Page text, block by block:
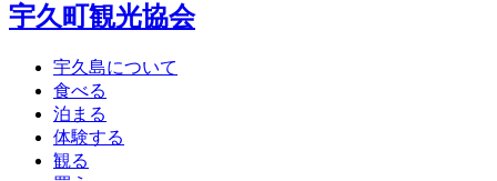
宇久町観光協会
宇久島について
食べる
泊まる
体験する
観る